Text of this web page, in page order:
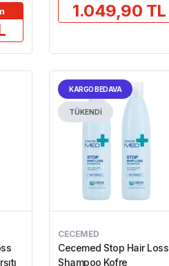
1.049,90 TL
KARGO BEDAVA
TÜKENDİ
CECEMED
Cecemed Stop Hair Loss
Shampoo Kofre